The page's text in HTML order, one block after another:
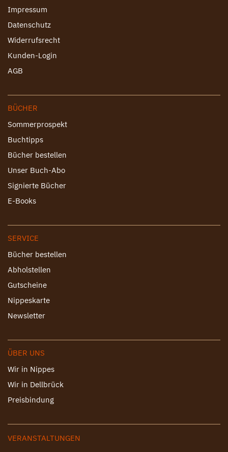
Impressum
Datenschutz
Widerrufsrecht
Kunden-Login
AGB
BÜCHER
Sommerprospekt
Buchtipps
Bücher bestellen
Unser Buch-Abo
Signierte Bücher
E-Books
SERVICE
Bücher bestellen
Abholstellen
Gutscheine
Nippeskarte
Newsletter
ÜBER UNS
Wir in Nippes
Wir in Dellbrück
Preisbindung
VERANSTALTUNGEN